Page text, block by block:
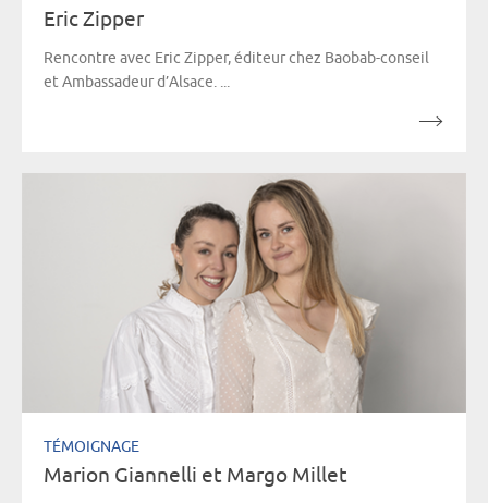
Eric Zipper
Rencontre avec Eric Zipper, éditeur chez Baobab-conseil
et Ambassadeur d’Alsace. ...
TÉMOIGNAGE
Marion Giannelli et Margo Millet